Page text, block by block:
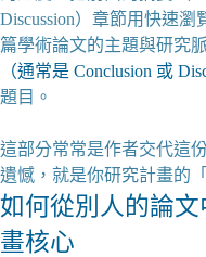
Discussion）章節用快速
篇學術論文的主題與研究
（通常是 Conclusion 或
題目。
這部分常常是作者交代這
遺憾，就是你研究計畫的「
如何從別人的論
畫核心